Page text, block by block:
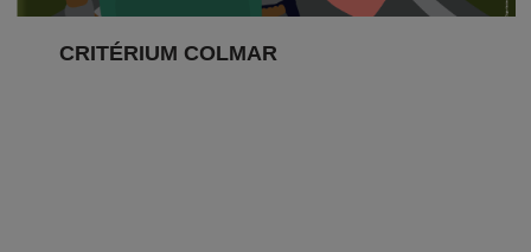
CRITÉRIUM COLMAR